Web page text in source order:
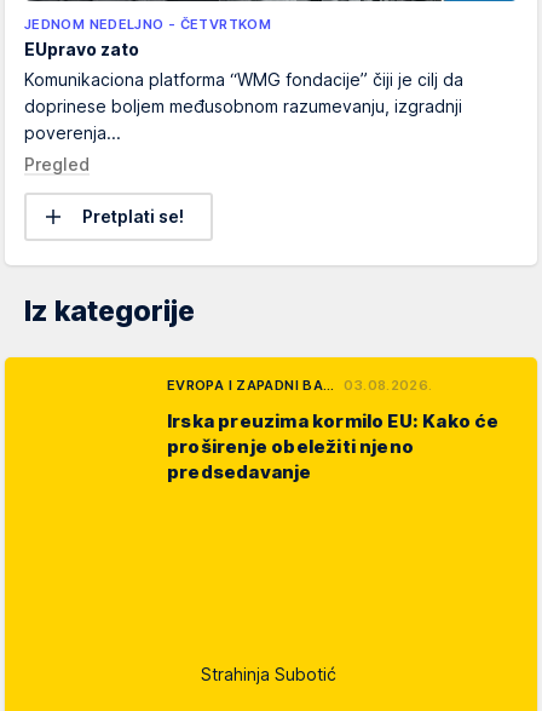
JEDNOM NEDELJNO - ČETVRTKOM
EUpravo zato
Komunikaciona platforma “WMG fondacije” čiji je cilj da
doprinese boljem međusobnom razumevanju, izgradnji
poverenja...
Pregled
Pretplati se!
Iz kategorije
EVROPA I ZAPADNI BA… 03.08.2026.
Irska preuzima kormilo EU: Kako će
proširenje obeležiti njeno
predsedavanje
Strahinja Subotić